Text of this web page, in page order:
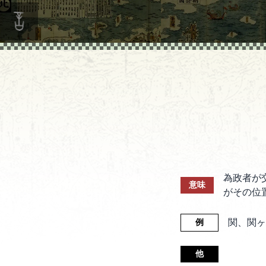
意味
為政者が
がその位
例 関、関
他